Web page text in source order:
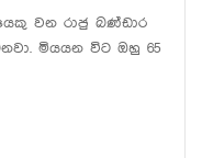
වන රාජු බණ්ඩාර
මියයන විට ඔහු 65